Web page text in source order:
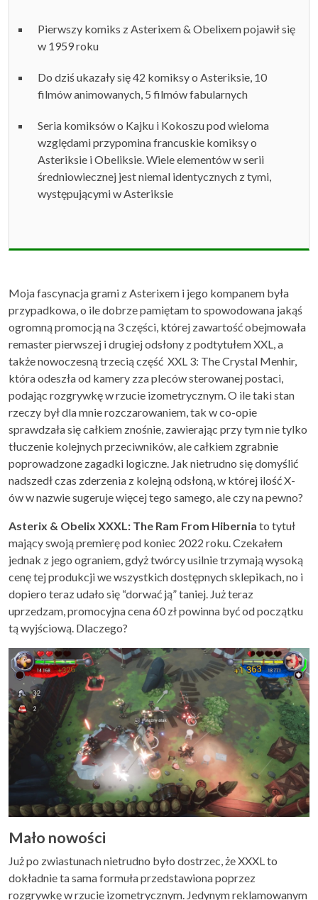
Pierwszy komiks z Asterixem & Obelixem pojawił się
w 1959 roku
Do dziś ukazały się 42 komiksy o Asteriksie, 10
filmów animowanych, 5 filmów fabularnych
Seria komiksów o Kajku i Kokoszu pod wieloma
względami przypomina francuskie komiksy o
Asteriksie i Obeliksie. Wiele elementów w serii
średniowiecznej jest niemal identycznych z tymi,
występującymi w Asteriksie
Moja fascynacja grami z Asterixem i jego kompanem była
przypadkowa, o ile dobrze pamiętam to spowodowana jakąś
ogromną promocją na 3 części, której zawartość obejmowała
remaster pierwszej i drugiej odsłony z podtytułem XXL, a
także nowoczesną trzecią część XXL 3: The Crystal Menhir,
która odeszła od kamery zza pleców sterowanej postaci,
podając rozgrywkę w rzucie izometrycznym. O ile taki stan
rzeczy był dla mnie rozczarowaniem, tak w co-opie
sprawdzała się całkiem znośnie, zawierając przy tym nie tylko
tłuczenie kolejnych przeciwników, ale całkiem zgrabnie
poprowadzone zagadki logiczne. Jak nietrudno się domyślić
nadszedł czas zderzenia z kolejną odsłoną, w której ilość X-
ów w nazwie sugeruje więcej tego samego, ale czy na pewno?
Asterix & Obelix XXXL: The Ram From Hibernia to tytuł
mający swoją premierę pod koniec 2022 roku. Czekałem
jednak z jego ograniem, gdyż twórcy usilnie trzymają wysoką
cenę tej produkcji we wszystkich dostępnych sklepikach, no i
dopiero teraz udało się “dorwać ją” taniej. Już teraz
uprzedzam, promocyjna cena 60 zł powinna być od początku
tą wyjściową. Dlaczego?
Mało nowości
Już po zwiastunach nietrudno było dostrzec, że XXXL to
dokładnie ta sama formuła przedstawiona poprzez
rozgrywkę w rzucie izometrycznym. Jedynym reklamowanym